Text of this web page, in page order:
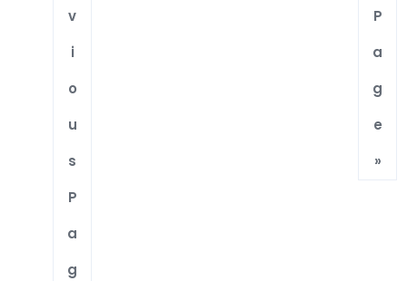
v
i
o
u
s
P
a
g
P
a
g
e
»